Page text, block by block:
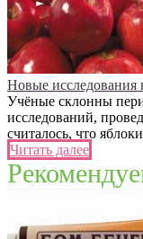
Новые исследования
Учёные склонны
исследований,
считалось, что
Читать далее